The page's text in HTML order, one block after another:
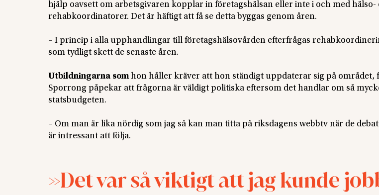
hjälp oavsett om arbetsgivaren kopplar in företagshälsan eller inte i och med hälso-
rehabkoordinatorer. Det är häftigt att få se detta byggas genom åren.
– I princip i alla upphandlingar till företagshälsovården efterfrågas
som tydligt skett de senaste åren.
Utbildningarna somhon håller kräver att hon ständigt uppdaterar sig på området,
Sporrong påpekar att frågorna är väldigt politiska eftersom det handlar om så
statsbudgeten.
– Om man är lika nördig som jag så kan man titta på riksdagens webbtv när de
är intressant att följa.
Det var så viktigt att jag kunde